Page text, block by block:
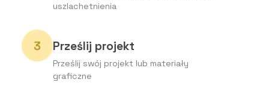
uszlachetnienia
Prześlij projekt
Prześlij swój projekt lub materiały
graficzne